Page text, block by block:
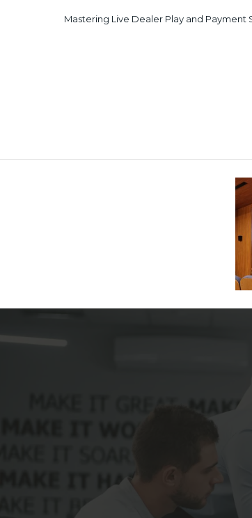
Mastering Live Dealer Play and Payment